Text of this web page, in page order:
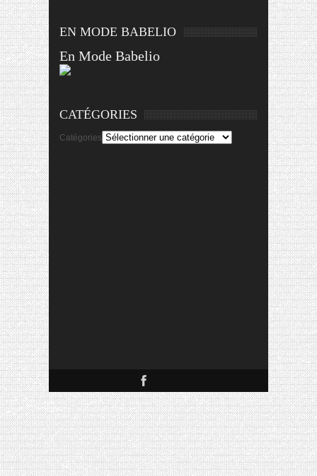
EN MODE BABELIO
En Mode Babelio
CATÉGORIES
Catégories